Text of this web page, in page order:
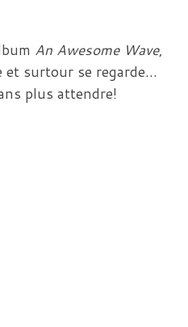
An Awesome Wave,
et surtour se regarde…
plus attendre!